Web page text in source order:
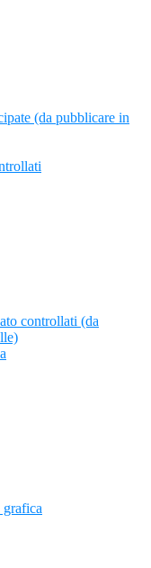
(da pubblicare in
controllati (da
grafica